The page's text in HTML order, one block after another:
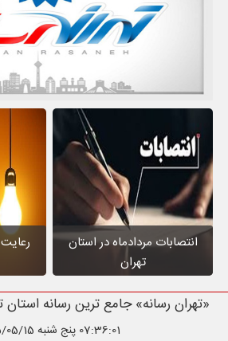
انتصابات مردادماه در استان
تهران
«تهران رسانه» جامع ترین رسانه استان
07:36:03 پنج شنبه 1405/05/15